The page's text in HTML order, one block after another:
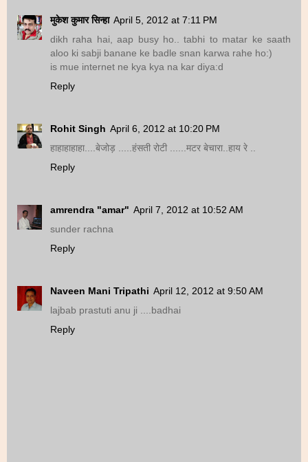
मुकेश कुमार सिन्हा April 5, 2012 at 7:11 PM
dikh raha hai, aap busy ho.. tabhi to matar ke saath
aloo ki sabji banane ke badle snan karwa rahe ho:)
is mue internet ne kya kya na kar diya:d
Reply
Rohit Singh April 6, 2012 at 10:20 PM
हाहाहाहाहा....बेजोड़ .....हंसती रोटी ......मटर बेचारा..हाय रे ..
Reply
amrendra "amar" April 7, 2012 at 10:52 AM
sunder rachna
Reply
Naveen Mani Tripathi April 12, 2012 at 9:50 AM
lajbab prastuti anu ji ....badhai
Reply